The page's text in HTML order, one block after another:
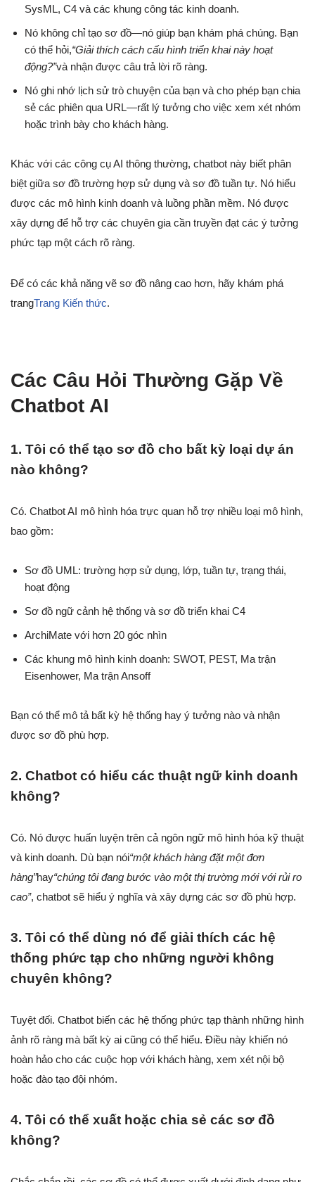
SysML, C4 và các khung công tác kinh doanh.
Nó không chỉ tạo sơ đồ—nó giúp bạn khám phá chúng. Bạn
có thể hỏi,“Giải thích cách cấu hình triển khai này hoạt
động?”và nhận được câu trả lời rõ ràng.
Nó ghi nhớ lịch sử trò chuyện của bạn và cho phép bạn chia
sẻ các phiên qua URL—rất lý tưởng cho việc xem xét nhóm
hoặc trình bày cho khách hàng.
Khác với các công cụ AI thông thường, chatbot này biết phân
biệt giữa sơ đồ trường hợp sử dụng và sơ đồ tuần tự. Nó hiểu
được các mô hình kinh doanh và luồng phần mềm. Nó được
xây dựng để hỗ trợ các chuyên gia cần truyền đạt các ý tưởng
phức tạp một cách rõ ràng.
Để có các khả năng vẽ sơ đồ nâng cao hơn, hãy khám phá
trangTrang Kiến thức.
Các Câu Hỏi Thường Gặp Về
Chatbot AI
1. Tôi có thể tạo sơ đồ cho bất kỳ loại dự án
nào không?
Có. Chatbot AI mô hình hóa trực quan hỗ trợ nhiều loại mô hình,
bao gồm:
Sơ đồ UML: trường hợp sử dụng, lớp, tuần tự, trạng thái,
hoạt động
Sơ đồ ngữ cảnh hệ thống và sơ đồ triển khai C4
ArchiMate với hơn 20 góc nhìn
Các khung mô hình kinh doanh: SWOT, PEST, Ma trận
Eisenhower, Ma trận Ansoff
Bạn có thể mô tả bất kỳ hệ thống hay ý tưởng nào và nhận
được sơ đồ phù hợp.
2. Chatbot có hiểu các thuật ngữ kinh doanh
không?
Có. Nó được huấn luyện trên cả ngôn ngữ mô hình hóa kỹ thuật
và kinh doanh. Dù bạn nói“một khách hàng đặt một đơn
hàng”hay“chúng tôi đang bước vào một thị trường mới với rủi ro
cao”, chatbot sẽ hiểu ý nghĩa và xây dựng các sơ đồ phù hợp.
3. Tôi có thể dùng nó để giải thích các hệ
thống phức tạp cho những người không
chuyên không?
Tuyệt đối. Chatbot biến các hệ thống phức tạp thành những hình
ảnh rõ ràng mà bất kỳ ai cũng có thể hiểu. Điều này khiến nó
hoàn hảo cho các cuộc họp với khách hàng, xem xét nội bộ
hoặc đào tạo đội nhóm.
4. Tôi có thể xuất hoặc chia sẻ các sơ đồ
không?